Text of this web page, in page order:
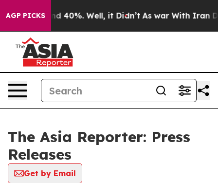
AGP PICKS
Around 40%. Well, it Didn’t As war With Iran
The Asia Reporter: Press
Releases
Get by Email